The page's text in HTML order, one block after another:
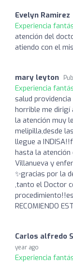
Evelyn Ramirez
Experiencia
atención del
atiendo con el
mary leyton
Experiencia
salud
horrible me dirigí
la atención muy
melipilla,desde
llegue a
hasta la atención
Villanueva y
✨gracias por la
,tanto el Doctor
RECOMIENDO
Carlos alfredo
year ago
Experiencia